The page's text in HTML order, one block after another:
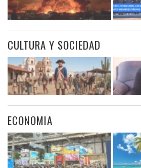
CULTURA Y SOCIEDAD
ECONOMIA